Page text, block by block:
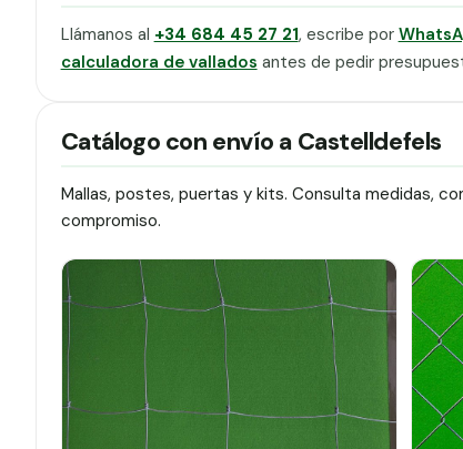
Llámanos al +34 684 45 27 21, escribe por
calculadora de vallados antes de pedir
Catálogo con envío a Castelldefels
Mallas, postes, puertas y kits. Consulta medidas,
compromiso.